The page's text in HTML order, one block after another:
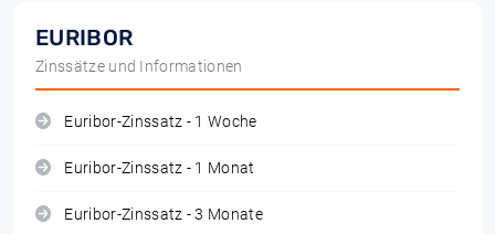
EURIBOR
Zinssätze und Informationen
Euribor-Zinssatz - 1 Woche
Euribor-Zinssatz - 1 Monat
Euribor-Zinssatz - 3 Monate